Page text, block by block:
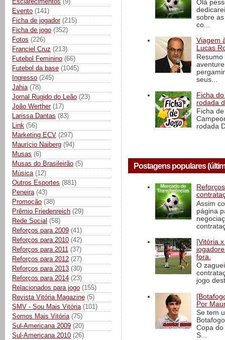
Evento (141)
Ficha de jogador (215)
Ficha de jogo (352)
Fotos (226)
Franciel Cruz (213)
Futebol Feminino (66)
Futebol da base (1045)
Ingresso (245)
Jahia (78)
Jornal Rugido do Leão (23)
João Werther (17)
Larissa Dantas (83)
Link (56)
Marketing ECV (297)
Maurício Naiberg (94)
Musas (6)
Musas do Brasileirão (5)
Música (12)
Outros Esportes (881)
Peneira (43)
Promoção (38)
Prêmio Friedenreich (29)
Rede Social (58)
Reforços para 2009 (41)
Reforços para 2010 (42)
Reforços para 2011 (37)
Reforços para 2012 (27)
Reforços para 2013 (30)
Reforços para 2014 (23)
Relacionados para jogo (155)
Revista Vitória Magazine (5)
SMV - Sou Mais Vitória (101)
Somos Mais Vitória (75)
Sul-Americana 2009 (20)
Sul-Americana 2010 (26)
Olá
sobre
co...
Viagem
Lucas
Resumo
seus...
Ficha
rodada
Ficha
rodada
Postagens populares
Assim
página
[Vitória
fora.
O
jogo
Por
Se tem
Copa
S...